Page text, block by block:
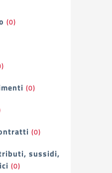
(0)
(0)
(0)
sussidi,
(0)